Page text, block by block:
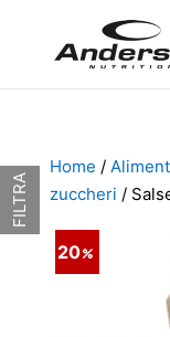
Home /
zuccheri /
20
FILTRA